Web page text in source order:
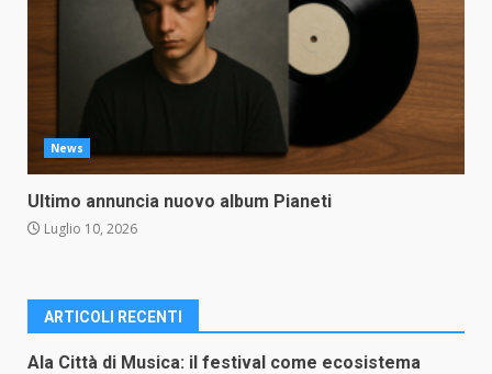
News
Ultimo annuncia nuovo album Pianeti
Luglio 10, 2026
ARTICOLI RECENTI
Ala Città di Musica: il festival come ecosistema